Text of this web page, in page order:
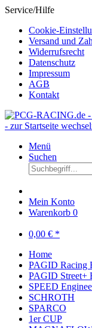
Service/Hilfe
Cookie-
Versand und
Widerrufsrecht
Datenschutz
Impressum
AGB
Kontakt
Menü
Suchen
Mein Konto
Warenkorb 0
0,00 € *
Home
PAGID Racing
PAGID Street+
SPEED
SCHROTH
SPARCO
1er CUP